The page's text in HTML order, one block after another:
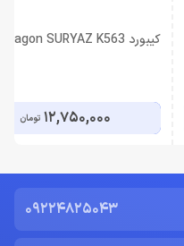
کیبورد Redragon SURYAZ K563
12,750,000 تومان
09224825043